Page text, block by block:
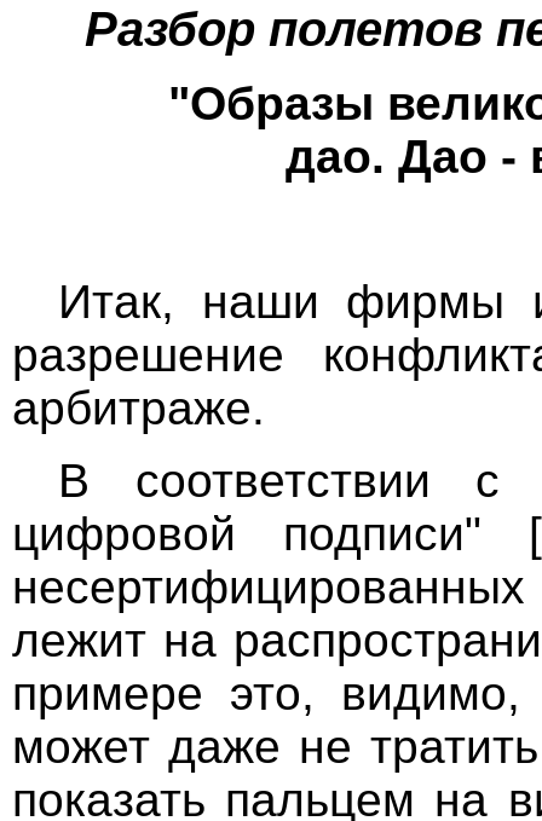
Разбор полетов
"Образы
дао. Дао -
Итак, наши фирмы
разрешение
арбитраже.
В соответствии с
цифровой подписи" [
лежит на
примере это, видимо,
может даже не
показать пальцем на